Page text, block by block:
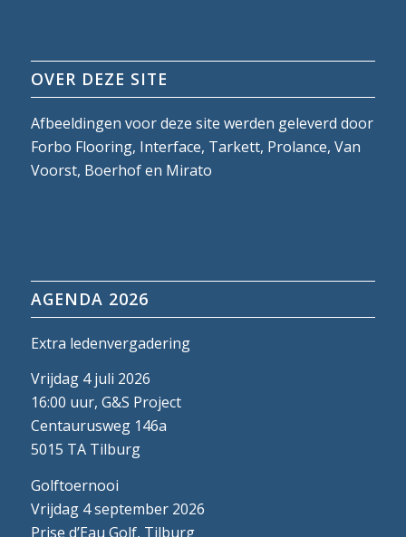
OVER DEZE SITE
Afbeeldingen voor deze site werden geleverd door
Forbo Flooring, Interface, Tarkett, Prolance, Van
Voorst, Boerhof en Mirato
AGENDA 2026
Extra ledenvergadering
Vrijdag 4 juli 2026
16:00 uur, G&S Project
Centaurusweg 146a
5015 TA Tilburg
Golftoernooi
Vrijdag 4 september 2026
Prise d’Eau Golf, Tilburg